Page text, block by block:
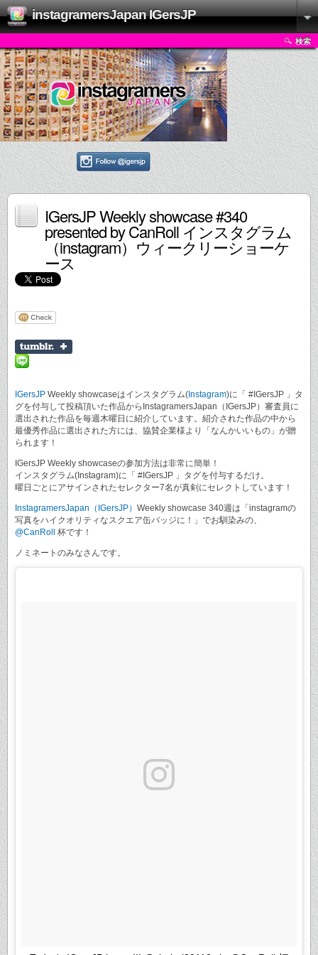
instagramersJapan IGersJP
検索
IGersJP Weekly showcase #340
presented by CanRoll インスタグラム
（instagram）ウィークリーショーケ
ース
IGersJP Weekly showcaseはインスタグラム( Instagram)に「 #IGersJP 」タ
グを付与して投稿頂いた作品からInstagramersJapan（IGersJP）審査員に
選出された作品を毎週木曜日に紹介しています。紹介された作品の中から
最優秀作品に選出された方には、協賛企業様より「なんかいいもの」が贈
られます！
IGersJP Weekly showcaseの参加方法は非常に簡単！
インスタグラム(Instagram)に「 #IGersJP 」タグを付与するだけ。
曜日ごとにアサインされたセレクター7名が真剣にセレクトしています！
InstagramersJapan（IGersJP） Weekly showcase 340週は「instagramの
写真をハイクオリティなスクエア缶バッジに！」でお馴染みの、
@CanRoll 杯です！
ノミネートのみなさんです。